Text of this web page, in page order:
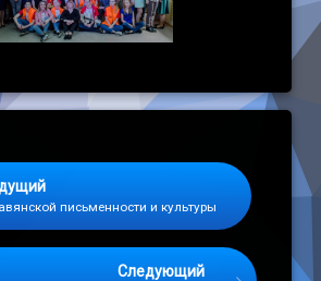
письменности и культуры
Следующий